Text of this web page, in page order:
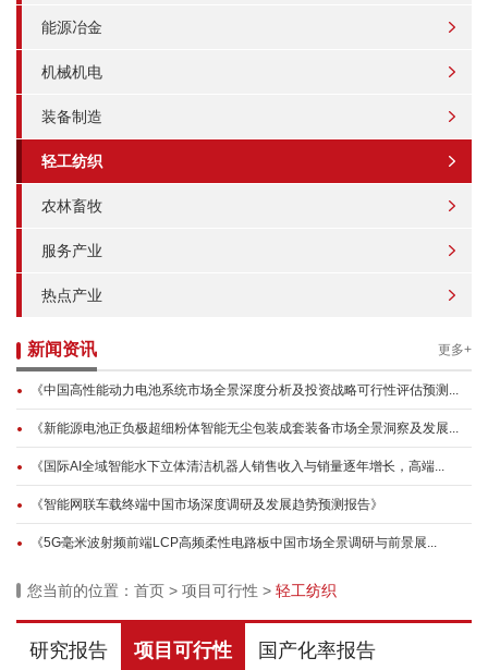
能源冶金
机械机电
装备制造
轻工纺织
农林畜牧
服务产业
热点产业
新闻资讯 更多+
《中国高性能动力电池系统市场全景深度分析及投资战略可行性评估预测...
《新能源电池正负极超细粉体智能无尘包装成套装备市场全景洞察及发展...
《国际AI全域智能水下立体清洁机器人销售收入与销量逐年增长，高端...
《智能网联车载终端中国市场深度调研及发展趋势预测报告》
《5G毫米波射频前端LCP高频柔性电路板中国市场全景调研与前景展...
您当前的位置： 首页 > 项目可行性 > 轻工纺织
研究报告 项目可行性 国产化率报告